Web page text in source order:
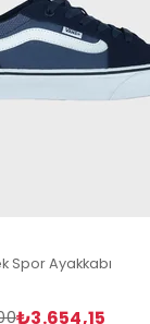
Spor Ayakkabı
₺3.654,15